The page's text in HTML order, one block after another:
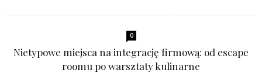
0
Nietypowe miejsca na integrację firmową: od escape
roomu po warsztaty kulinarne